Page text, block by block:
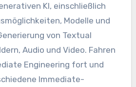
KI, einschließlich
Modelle und
von Textual
Audio und Video. Fahren
Engineering fort und
Immediate-